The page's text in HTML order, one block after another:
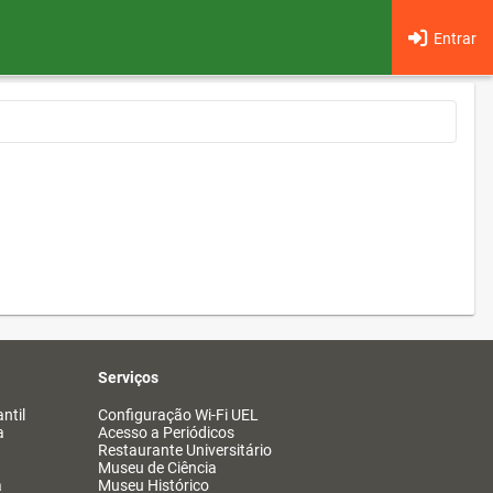
Entrar
Serviços
Configuração Wi-Fi UEL
Acesso a Periódicos
Restaurante Universitário
Museu de Ciência
Museu Histórico